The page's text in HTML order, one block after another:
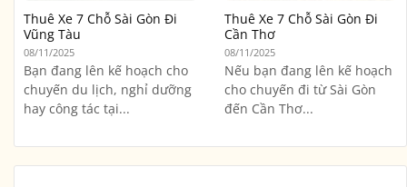
Thuê Xe 7 Chỗ Sài Gòn Đi
Vũng Tàu
08/11/2025
Bạn đang lên kế hoạch cho
chuyến du lịch, nghỉ dưỡng
hay công tác tại...
Thuê Xe 7 Chỗ Sài Gòn Đi
Cần Thơ
08/11/2025
Nếu bạn đang lên kế hoạch
cho chuyến đi từ Sài Gòn
đến Cần Thơ...